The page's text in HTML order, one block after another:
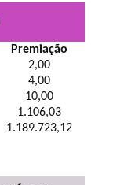
Premiação
2,00
4,00
10,00
1.106,03
1.189.723,12